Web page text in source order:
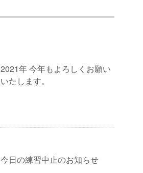
2021年 今年もよろしくお願い
いたします。
今日の練習中止のお知らせ